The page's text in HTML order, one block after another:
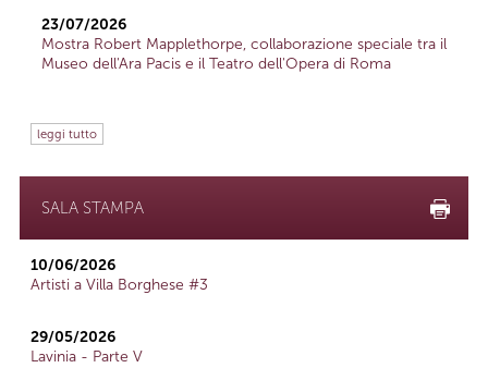
23/07/2026
Mostra Robert Mapplethorpe, collaborazione speciale tra il
Museo dell'Ara Pacis e il Teatro dell'Opera di Roma
leggi tutto
SALA STAMPA
10/06/2026
Artisti a Villa Borghese #3
29/05/2026
Lavinia - Parte V